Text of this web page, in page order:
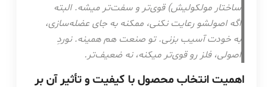
ساختار مولکولیش) قوی‌تر و سفت‌تر میشه. البته
اگه اصولشو رعایت نکنی، ممکنه به جای عضله‌سازی،
به خودت آسیب بزنی. تو صنعت هم همینه. نوردِ
اصولی، فلز رو قوی‌تر میکنه، نه ضعیف‌تر.
اهمیت انتخاب محصول با کیفیت و تأثیر آن بر